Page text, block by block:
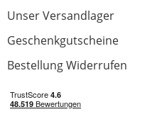
Unser Versandlager
Geschenkgutscheine
Bestellung Widerrufen